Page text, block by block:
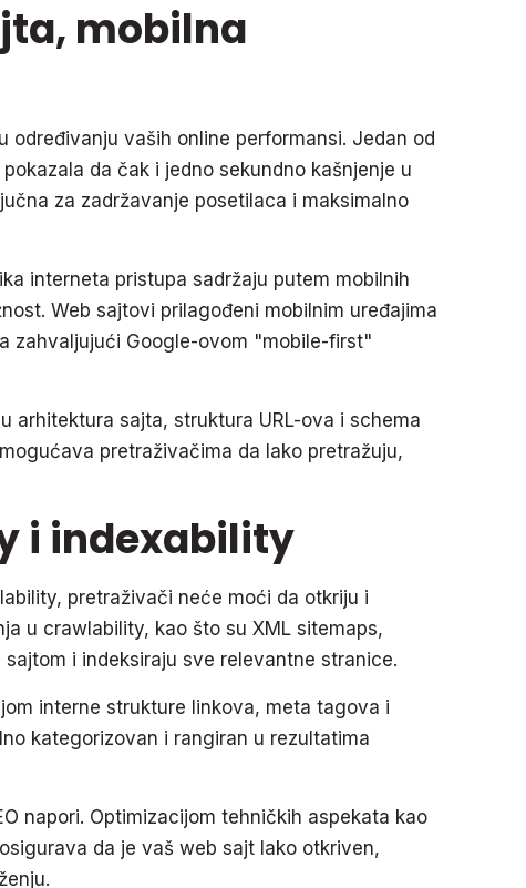
mobilna
vaših online performansi. Jedan od
da čak i jedno sekundno kašnjenje u
za zadržavanje posetilaca i maksimalno
interneta pristupa sadržaju putem mobilnih
Web sajtovi prilagođeni mobilnim uređajima
zahvaljujući Google-ovom "mobile-first"
arhitektura sajta, struktura URL-ova i schema
pretraživačima da lako pretražuju,
i indexability
pretraživači neće moći da otkriju i
u crawlability, kao što su XML sitemaps,
i indeksiraju sve relevantne stranice.
interne strukture linkova, meta tagova i
kategorizovan i rangiran u rezultatima
napori. Optimizacijom tehničkih aspekata kao
da je vaš web sajt lako otkriven,